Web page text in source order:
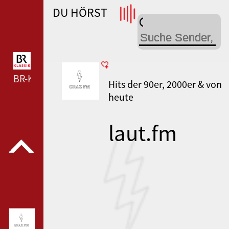
WDR 4 --- WDR 4 ---
BR-KLASSIK --- BR-KLASSIK ---
DU HÖRST
Hits der 90er, 2000er & von
heute
laut.fm